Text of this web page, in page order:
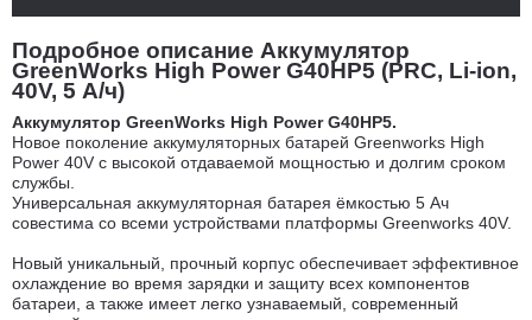
Подробное описание Аккумулятор
GreenWorks High Power G40HP5 (PRC, Li-ion,
40V, 5 А/ч)
Аккумулятор GreenWorks High Power G40HP5.
Новое поколение аккумуляторных батарей Greenworks High
Power 40V с высокой отдаваемой мощностью и долгим сроком
службы.
Универсальная аккумуляторная батарея ёмкостью 5 Ач
совестима со всеми устройствами платформы Greenworks 40V.
Новый уникальный, прочный корпус обеспечивает эффективное
охлаждение во время зарядки и защиту всех компонентов
батареи, а также имеет легко узнаваемый, современный